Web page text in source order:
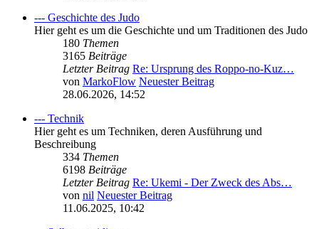
--- Geschichte des Judo
Hier geht es um die Geschichte und um Traditionen des Judo
180 Themen
3165 Beiträge
Letzter Beitrag Re: Ursprung des Roppo-no-Kuz…
von MarkoFlow Neuester Beitrag
28.06.2026, 14:52
--- Technik
Hier geht es um Techniken, deren Ausführung und
Beschreibung
334 Themen
6198 Beiträge
Letzter Beitrag Re: Ukemi - Der Zweck des Abs…
von nil Neuester Beitrag
11.06.2025, 10:42